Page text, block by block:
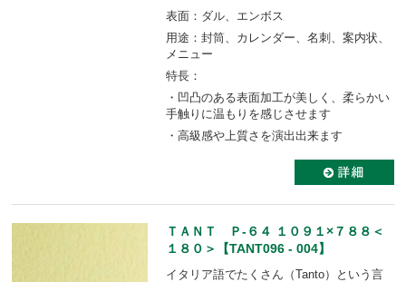
表面：ダル、エンボス
用途：封筒、カレンダー、名刺、案内状、
メニュー
特長：
・凹凸のある表面加工が美しく、柔らかい
手触りに温もりを感じさせます
・高級感や上質さを演出出来ます
ＴＡＮＴ Ｐ-６４ １０９１×７８８＜
１８０＞【TANT096 - 004】
イタリア語でたくさん（Tanto）という言